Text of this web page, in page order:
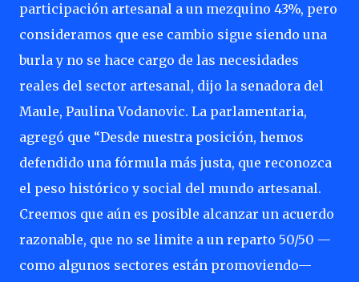
participación artesanal a un mezquino 43%, pero
consideramos que ese cambio sigue siendo una
burla y no se hace cargo de las necesidades
reales del sector artesanal, dijo la senadora del
Maule, Paulina Vodanovic. La parlamentaria,
agregó que “Desde nuestra posición, hemos
defendido una fórmula más justa, que reconozca
el peso histórico y social del mundo artesanal.
Creemos que aún es posible alcanzar un acuerdo
razonable, que no se limite a un reparto 50/50 —
como algunos sectores están promoviendo—